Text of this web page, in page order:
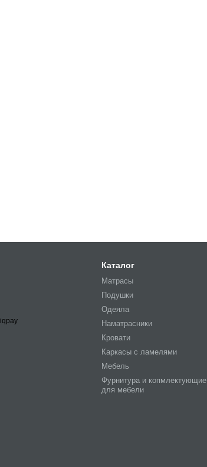
Каталог
Матрасы
Подушки
Одеяла
Наматрасники
Кровати
Каркасы с ламелями
Мебель
Фурнитура и копмлектующие
для мебели